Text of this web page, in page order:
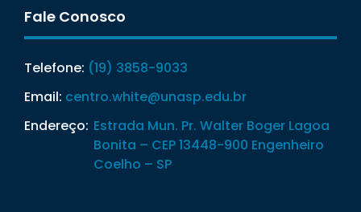
Fale Conosco
Telefone: (19) 3858-9033
Email: centro.white@unasp.edu.br
Endereço: Estrada Mun. Pr. Walter Boger Lagoa
Bonita – CEP 13448-900 Engenheiro
Coelho – SP